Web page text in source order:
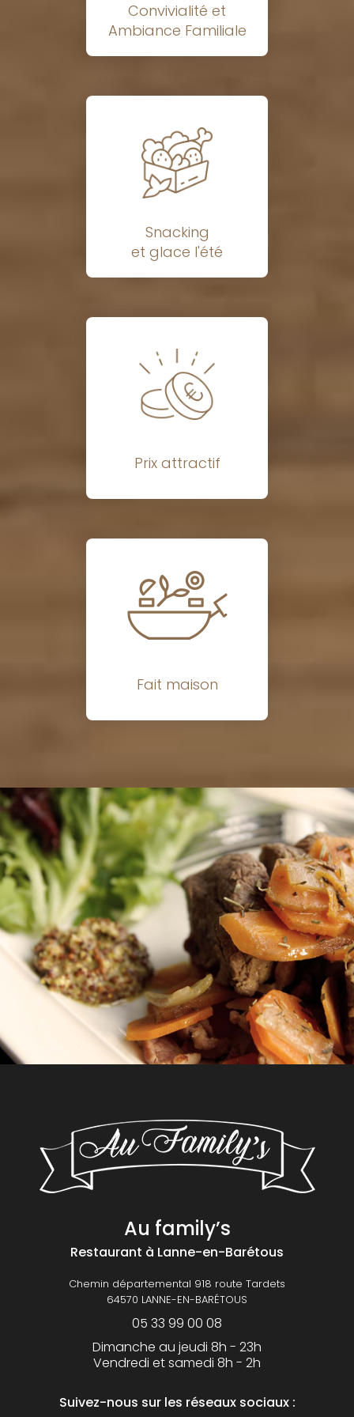
Convivialité et
Ambiance Familiale
Snacking
et glace l'été
Prix attractif
Fait maison
Au family’s
Restaurant à Lanne-en-Barétous
Chemin départemental 918 route Tardets
64570 LANNE-EN-BARÉTOUS
05 33 99 00 08
Dimanche au jeudi 8h - 23h
Vendredi et samedi 8h - 2h
Suivez-nous sur les réseaux sociaux :